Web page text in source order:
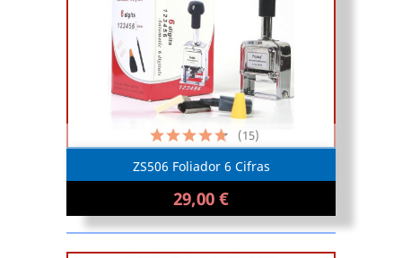
ZS506 Foliador 6 Cifras
29,00 €
(15)